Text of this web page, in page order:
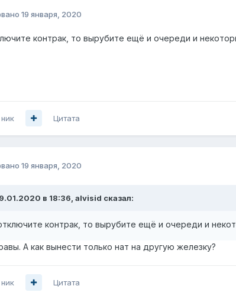
19 января, 2020
контрак, то вырубите ещё и очереди и
Цитата
19 января, 2020
в 18:36, alvisid сказал:
контрак, то вырубите ещё и очереди и
А как вынести только нат на другую железку?
Цитата